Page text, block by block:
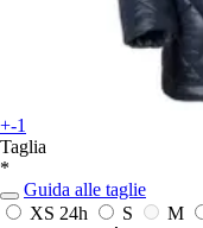
+-1
Taglia
*
Guida alle taglie
XS 24h S M